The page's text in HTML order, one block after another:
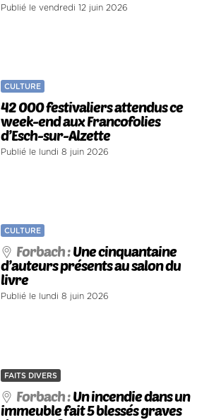
Publié le vendredi 12 juin 2026
CULTURE
42 000 festivaliers attendus ce
week-end aux Francofolies
d’Esch-sur-Alzette
Publié le lundi 8 juin 2026
CULTURE
Forbach :Une cinquantaine
d’auteurs présents au salon du
livre
Publié le lundi 8 juin 2026
FAITS DIVERS
Forbach :Un incendie dans un
immeuble fait 5 blessés graves